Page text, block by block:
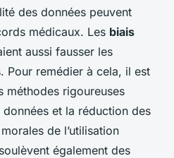
des données peuvent
médicaux. Les biais
aussi fausser les
Pour remédier à cela, il est
méthodes rigoureuses
données et la réduction des
de l’utilisation
également des